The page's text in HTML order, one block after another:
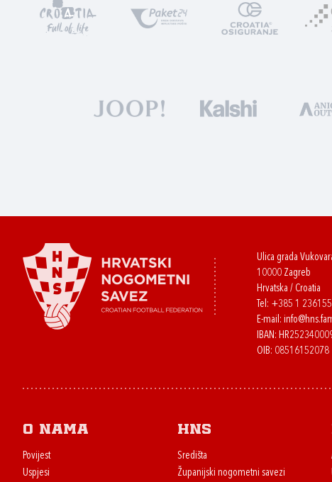
Ulica grada
10000 Zagreb
Hrvatska / Croatia
Tel: +385 1
E-mail:
IBAN:
OIB: 08516152078
O nama
Povijest
Uspjesi
HNS
Središta
Županijski nogometni savezi